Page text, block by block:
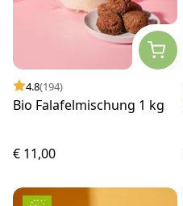
4.8(194)
Bio Falafelmischung 1 kg
€ 11,00